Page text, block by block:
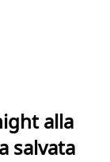
alla
salvata